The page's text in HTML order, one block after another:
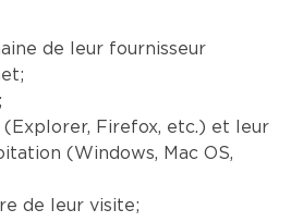
de leur fournisseur
(Explorer, Firefox, etc.) et leur
(Windows, Mac OS,
de leur visite;